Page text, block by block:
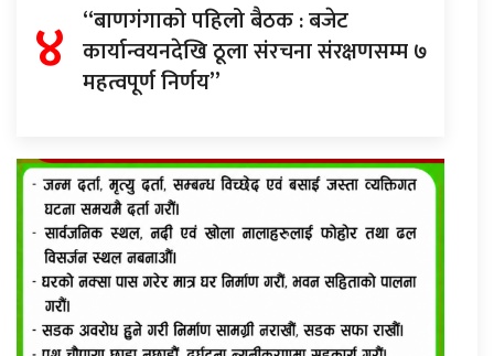
४ “बाणगंगाको पहिलो बैठक : बजेट
कार्यान्वयनदेखि ठूला संरचना संरक्षणसम्म ७
महत्वपूर्ण निर्णय”